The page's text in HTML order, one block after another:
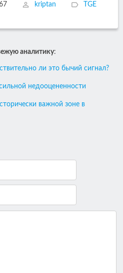
kriptan
TGE
аналитику:
ли это бычий сигнал?
недооцененности
важной зоне в